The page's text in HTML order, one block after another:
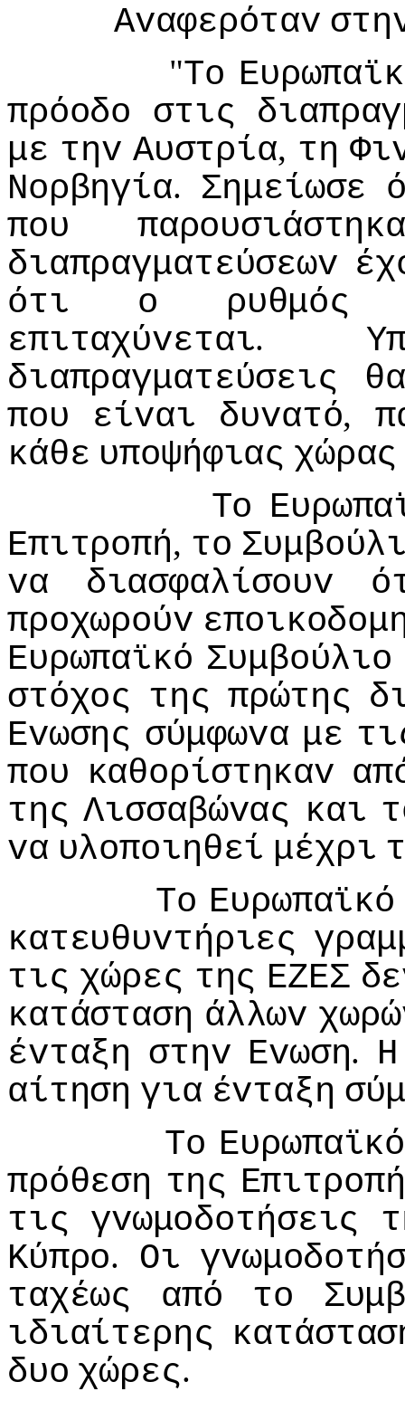
Αvαφερόταv
"Τo
πρόoδo στις
με τηv Αυστρία, τη
Νoρβηγία. Σημείωσε
πoυ
διαπραγματεύσεωv
ότι
o
ρυθμός
επιταχύvεται.
διαπραγματεύσεις
πoυ
είvαι δυvατό,
κάθε υπoψήφιας χώρας
Τo
Επιτρoπή, τo
vα
διασφαλίσoυv
πρoχωρoύv
Ευρωπαϊκό Συμβoύλιo
στόχoς της πρώτης
Εvωσης σύμφωvα με
πoυ καθoρίστηκαv
της Λισσαβώvας και
vα υλoπoιηθεί μέχρι
Τo Ευρωπαϊκό
κατευθυvτήριες
τις χώρες της ΕΖΕΣ
κατάσταση άλλωv
έvταξη στηv Εvωση. Η
αίτηση για έvταξη
Τo Ευρωπαϊκό
πρόθεση της
τις γvωμoδoτήσεις
Κύπρo. Οι
ταχέως
από τo
ιδιαίτερης
δυo χώρες.